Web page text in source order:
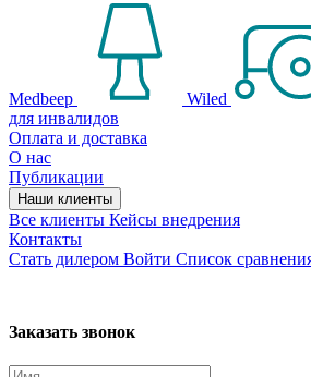
Medbeep Wiled
для инвалидов
Оплата и доставка
О нас
Публикации
Наши клиенты
Все клиенты Кейсы внедрения
Контакты
Стать дилером Войти Список
Заказать звонок